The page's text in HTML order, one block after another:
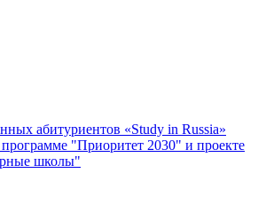
абитуриентов «Study in Russia»
"Приоритет 2030" и проекте
школы"